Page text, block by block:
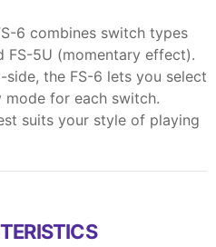
6 combines switch types
FS-5U (momentary effect).
the FS-6 lets you select
for each switch.
suits your style of playing